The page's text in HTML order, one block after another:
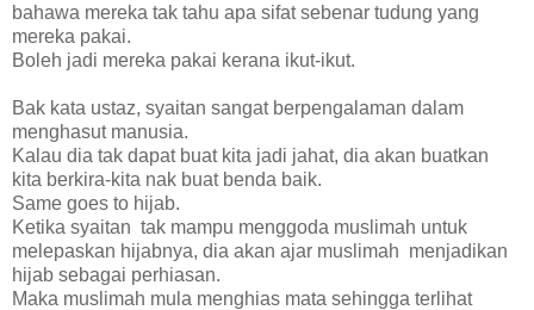
bahawa mereka tak tahu apa sifat sebenar tudung yang
mereka pakai.
Boleh jadi mereka pakai kerana ikut-ikut.
Bak kata ustaz, syaitan sangat berpengalaman dalam
menghasut manusia.
Kalau dia tak dapat buat kita jadi jahat, dia akan buatkan
kita berkira-kita nak buat benda baik.
Same goes to hijab.
Ketika syaitan tak mampu menggoda muslimah untuk
melepaskan hijabnya, dia akan ajar muslimah menjadikan
hijab sebagai perhiasan.
Maka muslimah mula menghias mata sehingga terlihat